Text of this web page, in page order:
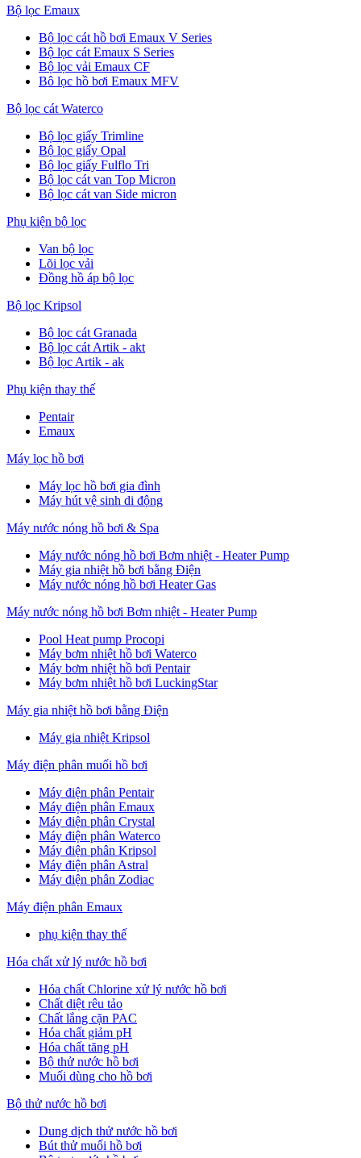
Bộ lọc Emaux
Bộ lọc cát hồ bơi Emaux V Series
Bộ lọc cát Emaux S Series
Bộ lọc vải Emaux CF
Bô lọc hồ bơi Emaux MFV
Bộ lọc cát Waterco
Bộ lọc giấy Trimline
Bộ lọc giấy Opal
Bộ lọc giấy Fulflo Tri
Bộ lọc cát van Top Micron
Bộ lọc cát van Side micron
Phụ kiện bộ lọc
Van bộ lọc
Lõi lọc vải
Đồng hồ áp bộ lọc
Bộ lọc Kripsol
Bộ lọc cát Granada
Bộ lọc cát Artik - akt
Bộ lọc Artik - ak
Phụ kiện thay thế
Pentair
Emaux
Máy lọc hồ bơi
Máy lọc hồ bơi gia đình
Máy hút vệ sinh di động
Máy nước nóng hồ bơi & Spa
Máy nước nóng hồ bơi Bơm nhiệt - Heater Pump
Máy gia nhiệt hồ bơi bằng Điện
Máy nước nóng hồ bơi Heater Gas
Máy nước nóng hồ bơi Bơm nhiệt - Heater Pump
Pool Heat pump Procopi
Máy bơm nhiệt hồ bơi Waterco
Máy bơm nhiệt hồ bơi Pentair
Máy bơm nhiệt hồ bơi LuckingStar
Máy gia nhiệt hồ bơi bằng Điện
Máy gia nhiệt Kripsol
Máy điện phân muối hồ bơi
Máy điện phân Pentair
Máy điện phân Emaux
Máy điện phân Crystal
Máy điện phân Waterco
Máy điện phân Kripsol
Máy điện phân Astral
Máy điện phân Zodiac
Máy điện phân Emaux
phụ kiện thay thế
Hóa chất xử lý nước hồ bơi
Hóa chất Chlorine xử lý nước hồ bơi
Chất diệt rêu tảo
Chất lắng cặn PAC
Hóa chất giảm pH
Hóa chất tăng pH
Bộ thử nước hồ bơi
Muối dùng cho hồ bơi
Bộ thử nước hồ bơi
Dung dịch thử nước hồ bơi
Bút thử muối hồ bơi